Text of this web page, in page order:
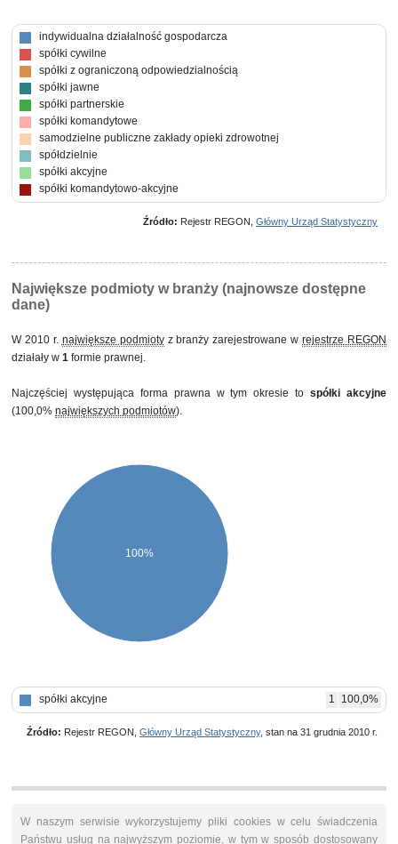
indywidualna działalność gospodarcza
spółki cywilne
spółki z ograniczoną odpowiedzialnością
spółki jawne
spółki partnerskie
spółki komandytowe
samodzielne publiczne zakłady opieki zdrowotnej
spółdzielnie
spółki akcyjne
spółki komandytowo-akcyjne
Źródło: Rejestr REGON, Główny Urząd Statystyczny
Największe podmioty w branży (najnowsze dostępne
dane)
W 2010 r. największe podmiotyz branży zarejestrowane wrejestrze REGON
działały w 1 formie prawnej.
Najczęściej występująca forma prawna w tym okresie tospółki akcyjne
(100,0% największych podmiotów).
100%
spółki akcyjne 1 100,0%
Źródło: Rejestr REGON, Główny Urząd Statystyczny, stan na 31 grudnia 2010 r.
W naszym serwisie wykorzystujemy pliki cookies w celu świadczenia
Państwu usług na najwyższym poziomie, w tym w sposób dostosowany